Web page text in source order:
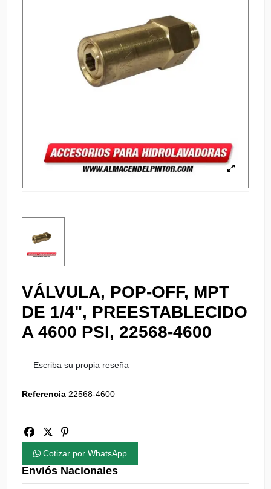
VÁLVULA, POP-OFF, MPT
DE 1/4", PREESTABLECIDO
A 4600 PSI, 22568-4600
Escriba su propia reseña
Referencia 22568-4600
Cotizar por WhatsApp
Enviós Nacionales